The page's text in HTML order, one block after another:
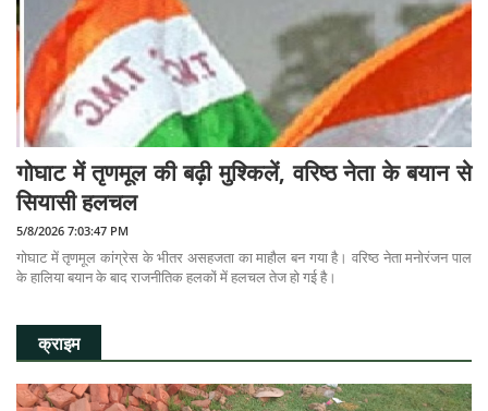
गोघाट में तृणमूल की बढ़ी मुश्किलें, वरिष्ठ नेता के बयान से
सियासी हलचल
5/8/2026 7:03:47 PM
गोघाट में तृणमूल कांग्रेस के भीतर असहजता का माहौल बन गया है। वरिष्ठ नेता मनोरंजन पाल
के हालिया बयान के बाद राजनीतिक हलकों में हलचल तेज हो गई है।
क्राइम